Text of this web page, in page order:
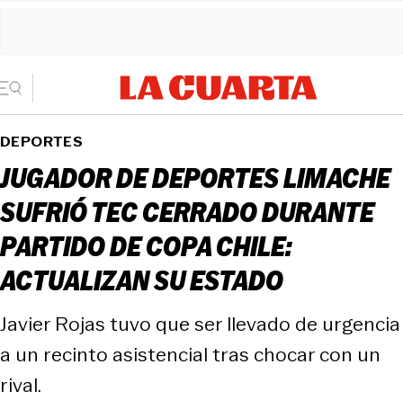
DEPORTES
JUGADOR DE DEPORTES LIMACHE
SUFRIÓ TEC CERRADO DURANTE
PARTIDO DE COPA CHILE:
ACTUALIZAN SU ESTADO
Javier Rojas tuvo que ser llevado de urgencia
a un recinto asistencial tras chocar con un
rival.